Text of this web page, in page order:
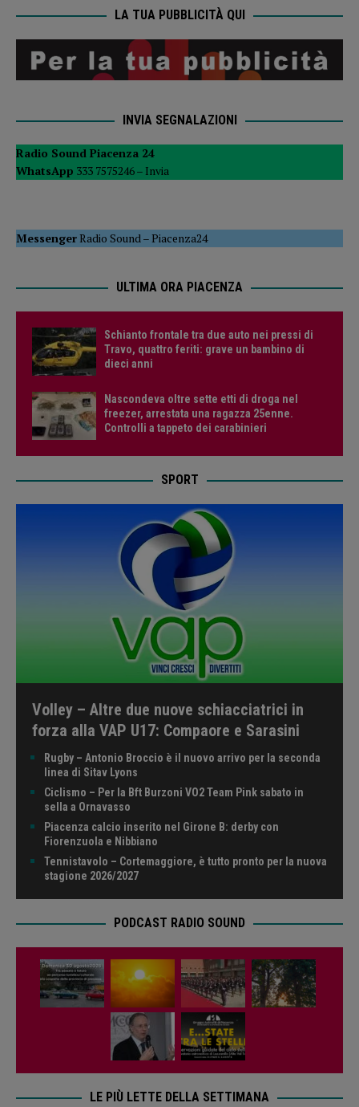
LA TUA PUBBLICITÀ QUI
INVIA SEGNALAZIONI
Radio Sound Piacenza 24
WhatsApp 333 7575246 – Invia
MessengerRadio Sound –Piacenza24
ULTIMA ORA PIACENZA
Schianto frontale tra due auto nei pressi di
Travo, quattro feriti: grave un bambino di
dieci anni
Nascondeva oltre sette etti di droga nel
freezer, arrestata una ragazza 25enne.
Controlli a tappeto dei carabinieri
SPORT
Volley – Altre due nuove schiacciatrici in
forza alla VAP U17: Compaore e Sarasini
Rugby – Antonio Broccio è il nuovo arrivo per la seconda
linea di Sitav Lyons
Ciclismo – Per la Bft Burzoni VO2 Team Pink sabato in
sella a Ornavasso
Piacenza calcio inserito nel Girone B: derby con
Fiorenzuola e Nibbiano
Tennistavolo – Cortemaggiore, è tutto pronto per la nuova
stagione 2026/2027
PODCAST RADIO SOUND
LE PIÙ LETTE DELLA SETTIMANA